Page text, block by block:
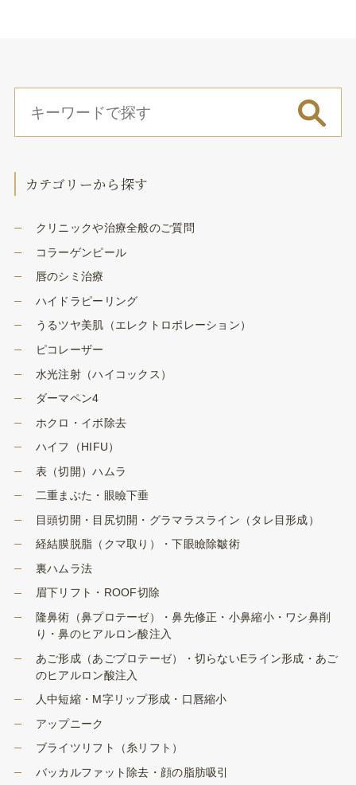
カテゴリーから探す
クリニックや治療全般のご質問
コラーゲンピール
唇のシミ治療
ハイドラピーリング
うるツヤ美肌（エレクトロポレーション）
ピコレーザー
水光注射（ハイコックス）
ダーマペン4
ホクロ・イボ除去
ハイフ（HIFU）
表（切開）ハムラ
二重まぶた・眼瞼下垂
目頭切開・目尻切開・グラマラスライン（タレ目形成）
経結膜脱脂（クマ取り）・下眼瞼除皺術
裏ハムラ法
眉下リフト・ROOF切除
隆鼻術（鼻プロテーゼ）・鼻先修正・小鼻縮小・ワシ鼻削
り・鼻のヒアルロン酸注入
あご形成（あごプロテーゼ）・切らないEライン形成・あご
のヒアルロン酸注入
人中短縮・M字リップ形成・口唇縮小
アップニーク
ブライツリフト（糸リフト）
バッカルファット除去・顔の脂肪吸引